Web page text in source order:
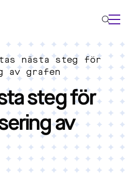
tas nästa steg för
av grafen
steg för
av